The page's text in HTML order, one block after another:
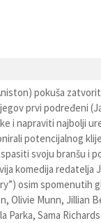
pokuša
prvi podređeni
i napraviti najbolji
potencijalnog
svoju branšu i
komedija redatelja
osim spomenutih
Olivie Munn, Jillian
Parka, Sama